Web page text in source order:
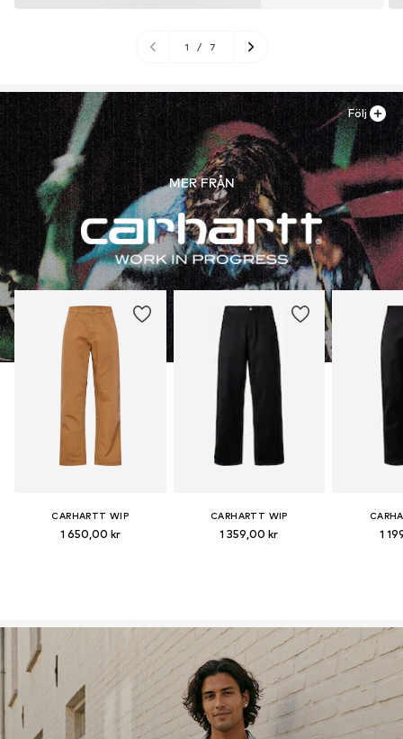
1 / 7
MER FRÅN
CARHARTT WIP
1 650,00 kr
CARHARTT WIP
1 359,00 kr 1
Följ